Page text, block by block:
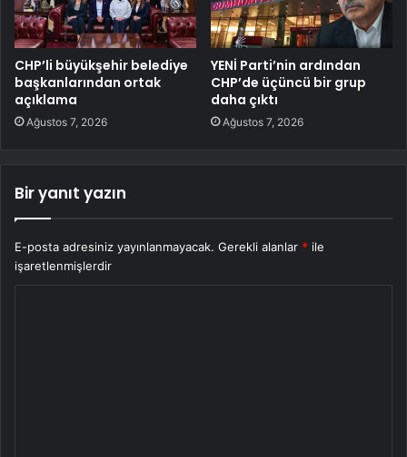
CHP’li büyükşehir belediye
başkanlarından ortak
açıklama
Ağustos 7, 2026
YENİ Parti’nin ardından
CHP’de üçüncü bir grup
daha çıktı
Ağustos 7, 2026
Bir yanıt yazın
E-posta adresiniz yayınlanmayacak. Gerekli alanlar * ile
işaretlenmişlerdir